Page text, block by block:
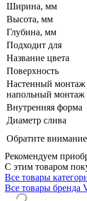
Ширина, мм
Высота, мм
Глубина, мм
Подходит для
Название цвета
Поверхность
Настенный монтаж
напольный монтаж
Внутренняя форма
Диаметр слива
Обратите внимание
Рекомендуем
С этим товаром
Все товары
Все товары бренда